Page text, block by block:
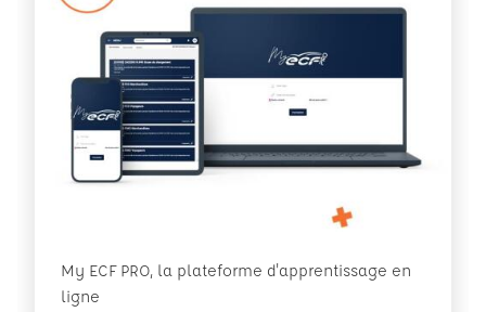
My ECF PRO, la plateforme d'apprentissage en
ligne